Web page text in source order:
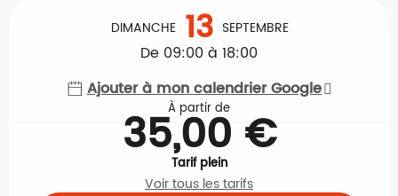
DIMANCHE 13 SEPTEMBRE
De 09:00 à 18:00
Ajouter à mon calendrier Google
À partir de
35,00 €
Tarif plein
Voir tous les tarifs